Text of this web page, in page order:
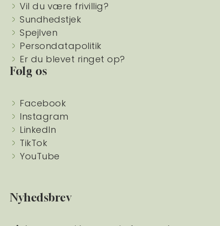
Vil du være frivillig?
Sundhedstjek
Spejlven
Persondatapolitik
Er du blevet ringet op?
Følg os
Facebook
Instagram
LinkedIn
TikTok
YouTube
Nyhedsbrev